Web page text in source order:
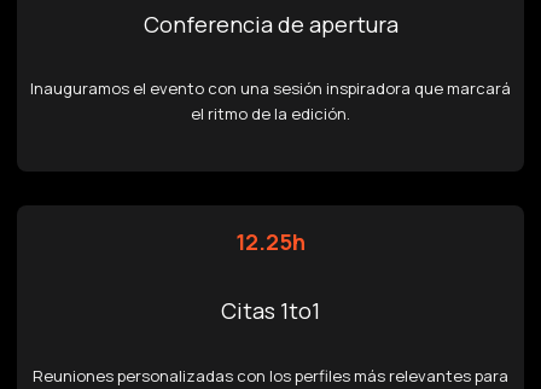
Conferencia de apertura
Inauguramos el evento con una sesión inspiradora que marcará
el ritmo de la edición.
12.25h
Citas 1to1
Reuniones personalizadas con los perfiles más relevantes para